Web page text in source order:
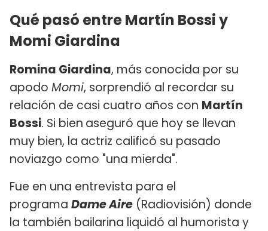
Qué pasó entre Martín Bossi y
Momi Giardina
Romina Giardina, más conocida por su
apodo Momi, sorprendió al recordar su
relación de casi cuatro años con Martín
Bossi. Si bien aseguró que hoy se llevan
muy bien, la actriz calificó su pasado
noviazgo como "una mierda".
Fue en una entrevista para el
programa Dame Aire (Radiovisión) donde
la también bailarina liquidó al humorista y